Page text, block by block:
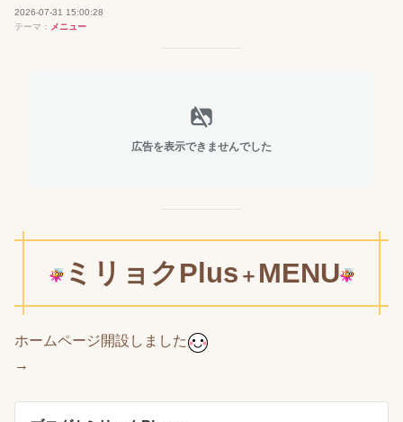
2026-07-31 15:00:28
テーマ： メニュー
広告を表示できませんでした
ミリョクPlus ＋ MENU
ホームページ開設しました
→